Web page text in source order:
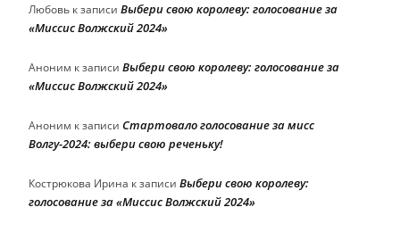
Любовь к записи Выбери свою королеву: голосование за
«Миссис Волжский 2024»
Аноним к записи Выбери свою королеву: голосование за
«Миссис Волжский 2024»
Аноним к записи Стартовало голосование за мисс
Волгу-2024: выбери свою реченьку!
Кострюкова Ирина к записи Выбери свою королеву:
голосование за «Миссис Волжский 2024»